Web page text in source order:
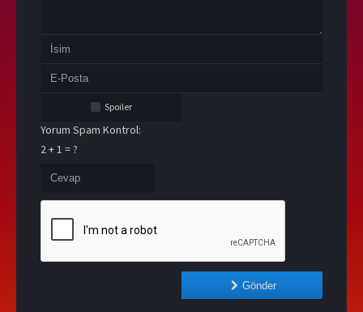
Spoiler
Yorum Spam Kontrol:
2 + 1 = ?
Gönder